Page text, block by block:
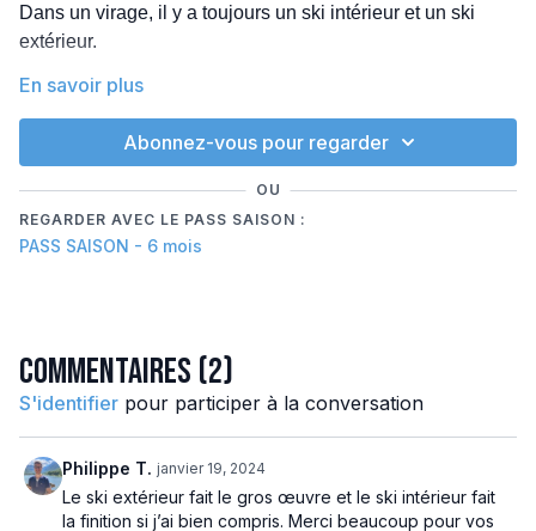
Dans un virage, il y a toujours un ski intérieur et un ski
extérieur.
Dit comme ça, cela paraît simple. Pourtant, sur les pistes,
beaucoup de skieurs ne savent pas vraiment quoi faire de
chacun d’eux. Et parfois, même quand la théorie semble
claire, un comportement inconscient vient perturber tout le
aussi limiter la progression.
comprendre ce qui se passe sous vos pieds pendant un
virage.
Afficher plus
En savoir plus
Abonnez-vous pour regarder
OU
REGARDER AVEC LE PASS SAISON :
PASS SAISON - 6 mois
Commentaires (2)
S'identifier pour participer à la conversation
Philippe T. janvier 19, 2024
Le ski extérieur fait le gros œuvre et le ski intérieur fait
la finition si j’ai bien compris. Merci beaucoup pour vos